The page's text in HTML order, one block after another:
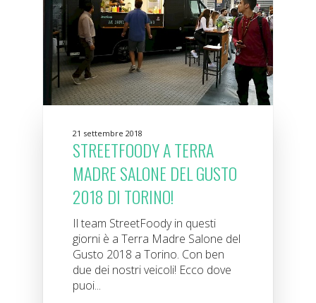
21 settembre 2018
STREETFOODY A TERRA
MADRE SALONE DEL GUSTO
2018 DI TORINO!
Il team StreetFoody in questi
giorni è a Terra Madre Salone del
Gusto 2018 a Torino. Con ben
due dei nostri veicoli! Ecco dove
puoi...